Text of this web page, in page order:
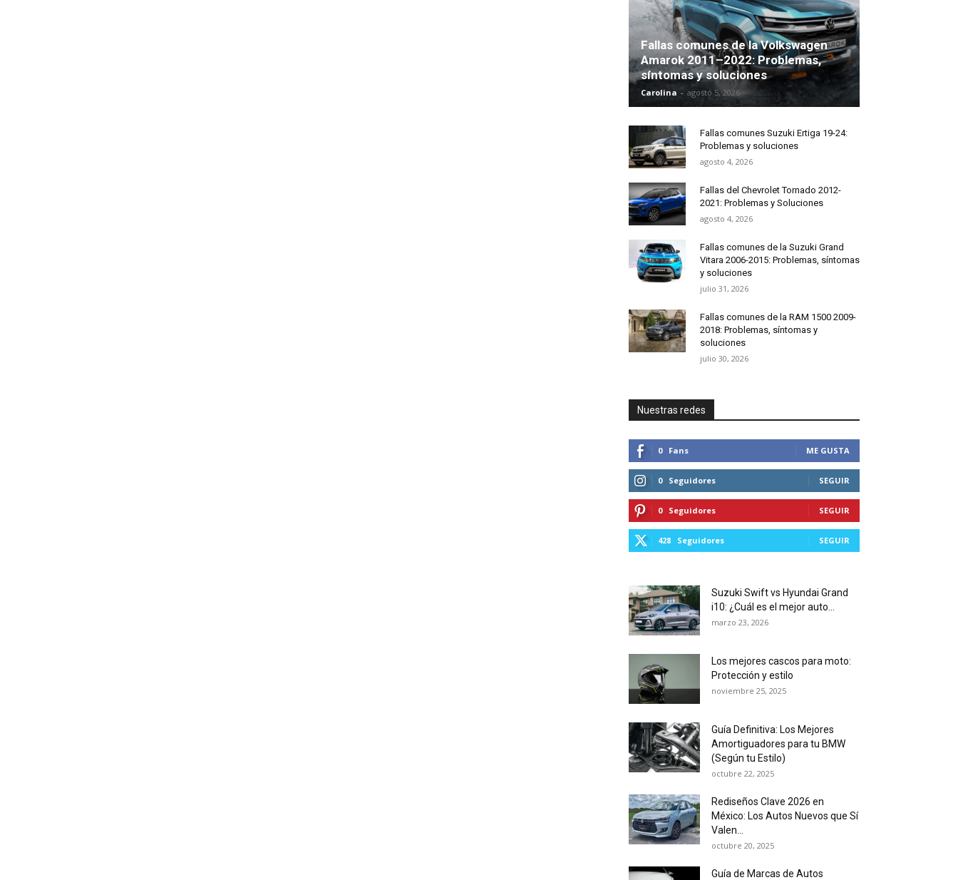
Fallas comunes de la Volkswagen
Amarok 2011–2022: Problemas,
síntomas y soluciones
Carolina - agosto 5, 2026
Fallas comunes Suzuki Ertiga 19-24:
Problemas y soluciones
agosto 4, 2026
Fallas del Chevrolet Tornado 2012-
2021: Problemas y Soluciones
agosto 4, 2026
Fallas comunes de la Suzuki Grand
Vitara 2006-2015: Problemas, síntomas
y soluciones
julio 31, 2026
Fallas comunes de la RAM 1500 2009-
2018: Problemas, síntomas y
soluciones
julio 30, 2026
Nuestras redes
0 Fans ME GUSTA
0 Seguidores SEGUIR
0 Seguidores SEGUIR
428 Seguidores SEGUIR
Suzuki Swift vs Hyundai Grand
i10: ¿Cuál es el mejor auto...
marzo 23, 2026
Los mejores cascos para moto:
Protección y estilo
noviembre 25, 2025
Guía Definitiva: Los Mejores
Amortiguadores para tu BMW
(Según tu Estilo)
octubre 22, 2025
Rediseños Clave 2026 en
México: Los Autos Nuevos que Sí
Valen...
octubre 20, 2025
Guía de Marcas de Autos